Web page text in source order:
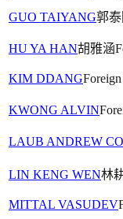
GUO TAIYANG郭
HU YA HAN胡雅涵
KIM DDANG
KWONG ALVIN
LAUB ANDREW
LIN KENG WEN林
MITTAL VASUDEV